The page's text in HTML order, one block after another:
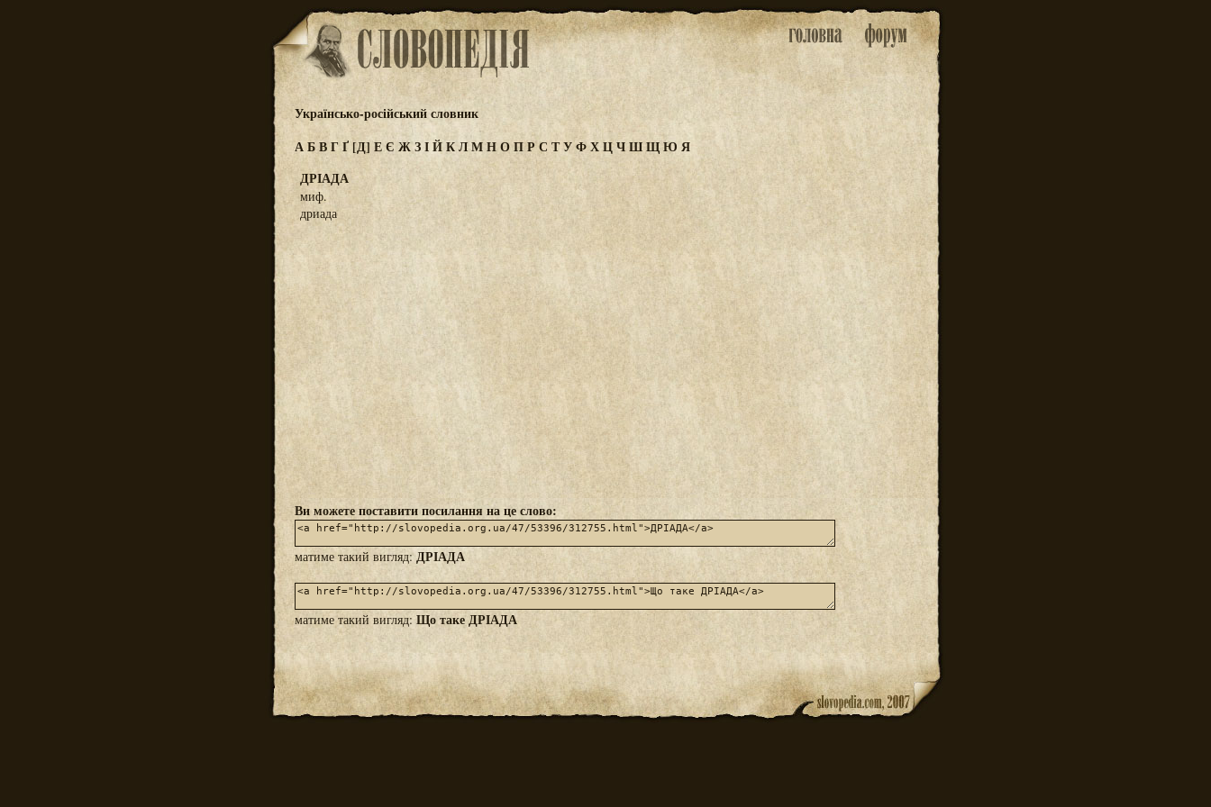
Українсько-російський словник
АБВГҐ [Д] ЕЄ ЖЗІЙКЛМНОПРС ТУФХЦЧШЩЮ Я
ДРІАДА
миф.
дриада
Ви можете поставити посилання на це слово:
матиме такий вигляд:ДРІАДА
матиме такий вигляд: Що таке ДРІАДА